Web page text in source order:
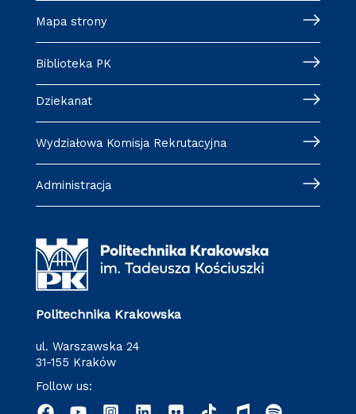
Mapa strony
Biblioteka PK
Dziekanat
Wydziałowa Komisja Rekrutacyjna
Administracja
Politechnika Krakowska
ul. Warszawska 24
31-155 Kraków
Follow us: